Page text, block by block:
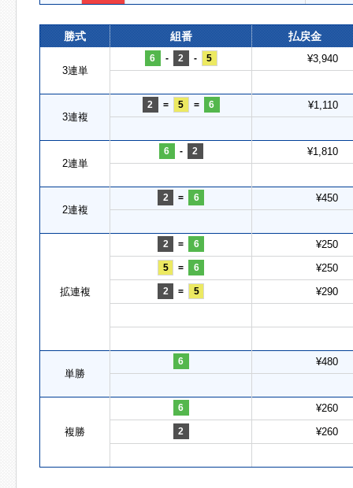
勝式 組番 払戻金
3連単
6 - 2 - 5 ¥3,940
3連複
2 = 5 = 6 ¥1,110
2連単
6 - 2 ¥1,810
2連複
2 = 6 ¥450
拡連複
2 = 6 ¥250
5 = 6 ¥250
2 = 5 ¥290
単勝
6 ¥480
複勝
6 ¥260
2 ¥260